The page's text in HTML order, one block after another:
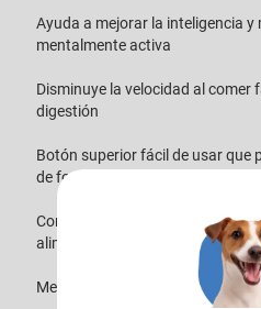
Ayuda a mejorar la inteligencia
mentalmente activa
Disminuye la velocidad al comer
digestión
Botón superior fácil de usar que
de forma práctica
Contenedor translúcido que
alimento
Medidas: 12 × 23.5 × 23.5 cm.